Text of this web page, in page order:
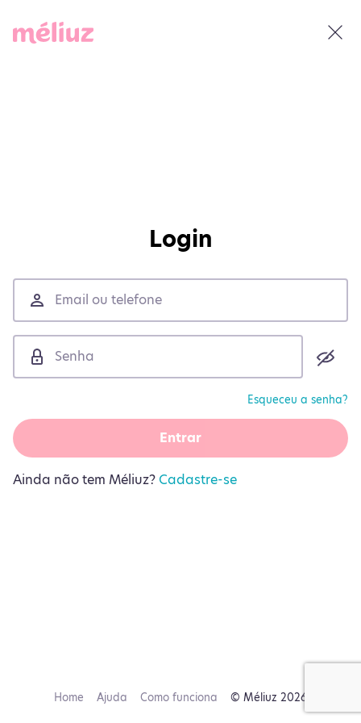
Login
Esqueceu a senha?
Entrar
Ainda não tem Méliuz? Cadastre-se
Home Ajuda Como funciona © Méliuz 2026